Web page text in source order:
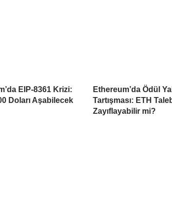
EIP-8361 Krizi:
Doları Aşabilecek
Ethereum’da Ödül
Tartışması: ETH
Zayıflayabilir mi?